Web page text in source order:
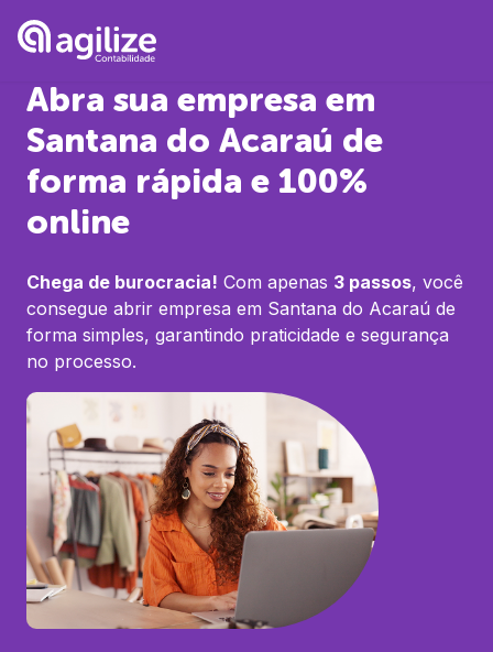
Abra sua empresa em
Santana do Acaraú de
forma rápida e 100%
online
Chega de burocracia! Com apenas 3 passos, você
consegue abrir empresa em Santana do Acaraú de
forma simples, garantindo praticidade e segurança
no processo.